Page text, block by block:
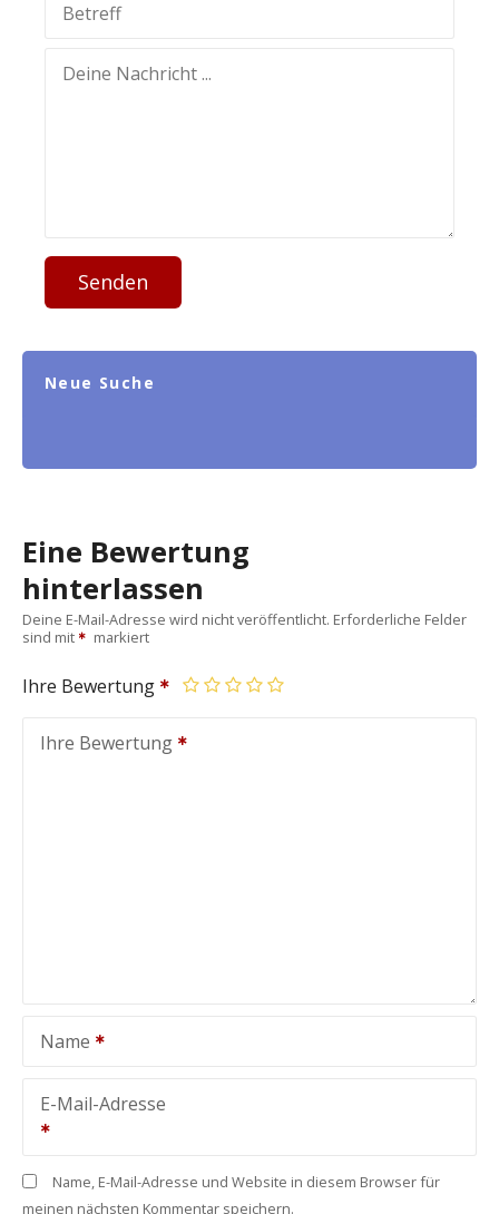
Senden
Neue Suche
Eine Bewertung
hinterlassen
Deine E-Mail-Adresse wird nicht veröffentlicht. Erforderliche Felder
sind mit
markiert
Ihre Bewertung
Ihre Bewertung
Name
E-Mail-Adresse
Name, E-Mail-Adresse und Website in diesem Browser für
meinen nächsten Kommentar speichern.